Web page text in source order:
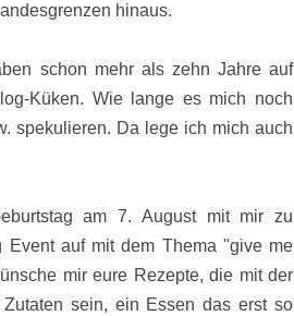
hinaus.
schon mehr als zehn Jahre auf
Küken. Wie lange es mich noch
spekulieren. Da lege ich mich auch
am 7. August mit mir zu
auf mit dem Thema "give me
mir eure Rezepte, die mit der
Zutaten sein, ein Essen das erst so